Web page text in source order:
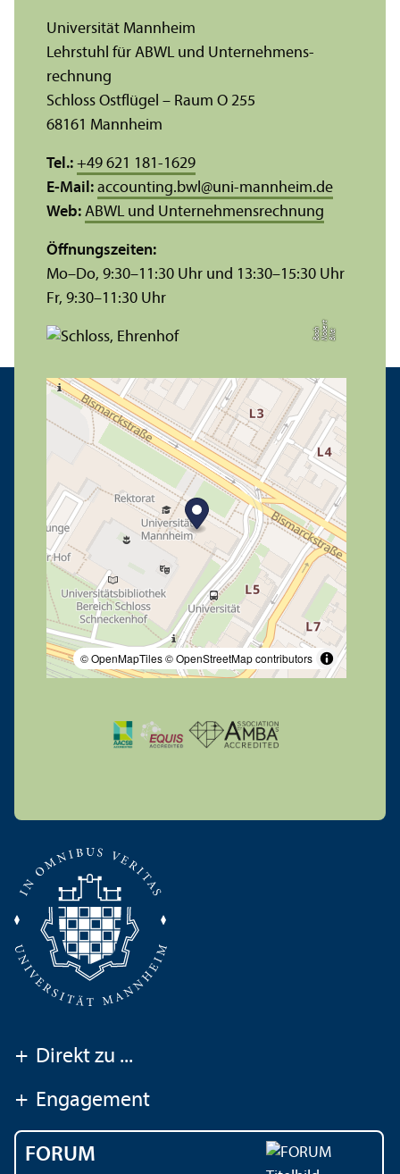
Bil
d:
N
o
b
e r
tB
a
c
h
© OpenMapTiles© OpenStreetMap contributors
Universität Mannheim
Lehr­stuhl für ABWL und Unter­nehmens­
rechnung
Schloss Ostflügel – Raum O 255
68161 Mannheim
Tel.: +49 621 181-1629
E-Mail: accounting.bwl @uni-mannheim.de
Web: ABWL und Unter­nehmens­rechnung
Öffnungs­zeiten:
Mo–Do, 9:30–11:30 Uhr und 13:30–15:30 Uhr
Fr, 9:30–11:30 Uhr
+ Direkt zu ...
+ Engagement
FORUM